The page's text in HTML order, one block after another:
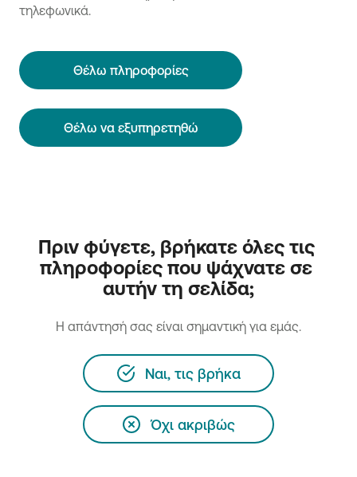
τηλεφωνικά.
Θέλω πληροφορίες
Θέλω να εξυπηρετηθώ
Πριν φύγετε, βρήκατε όλες τις
πληροφορίες που ψάχνατε σε
αυτήν τη σελίδα;
H απάντησή σας είναι σημαντική για εμάς.
Ναι, τις βρήκα
Όχι ακριβώς